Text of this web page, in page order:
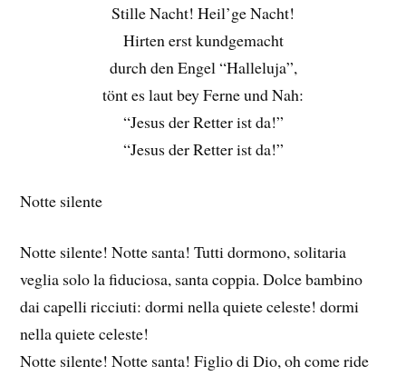
Stille Nacht! Heil’ge Nacht!
Hirten erst kundgemacht
durch den Engel “Halleluja”,
tönt es laut bey Ferne und Nah:
“Jesus der Retter ist da!”
“Jesus der Retter ist da!”
Notte silente
Notte silente! Notte santa! Tutti dormono, solitaria
veglia solo la fiduciosa, santa coppia. Dolce bambino
dai capelli ricciuti: dormi nella quiete celeste! dormi
nella quiete celeste!
Notte silente! Notte santa! Figlio di Dio, oh come ride